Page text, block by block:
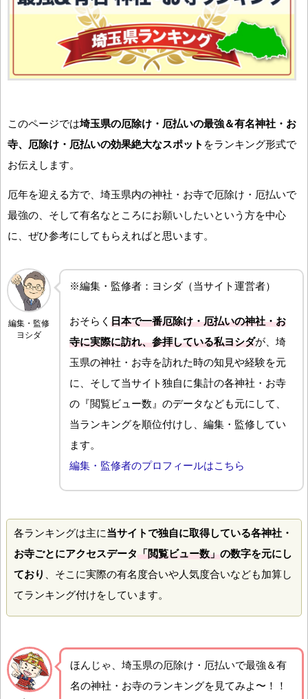
このページでは埼玉県の厄除け・厄払いの最強＆有名神社・お
寺、厄除け・厄払いの効果絶大なスポット をランキング形式で
お伝えします。
厄年を迎える方で、埼玉県内の神社・お寺で厄除け・厄払いで
最強の、そして有名なところにお願いしたいという方を中心
に、ぜひ参考にしてもらえればと思います。
編集・監修
ヨシダ
※編集・監修者：ヨシダ（当サイト運営者）
おそらく 日本で一番厄除け・厄払いの神社・お
寺に実際に訪れ、参拝している私ヨシダが、埼
玉県の神社・お寺を訪れた時の知見や経験を元
に、そして当サイト独自に集計の各神社・お寺
の『閲覧ビュー数』のデータなども元にして、
当ランキングを順位付けし、編集・監修してい
ます。
編集・監修者のプロフィールはこちら
各ランキングは主に当サイトで独自に取得している各神社・
お寺ごとにアクセスデータ
「閲覧ビュー数」 の数字を元にし
ており
、そこに実際の有名度合いや人気度合いなども加算し
てランキング付けをしています。
ほんじゃ、埼玉県の厄除け・厄払いで最強＆有
名の神社・お寺のランキングを見てみよ〜！！